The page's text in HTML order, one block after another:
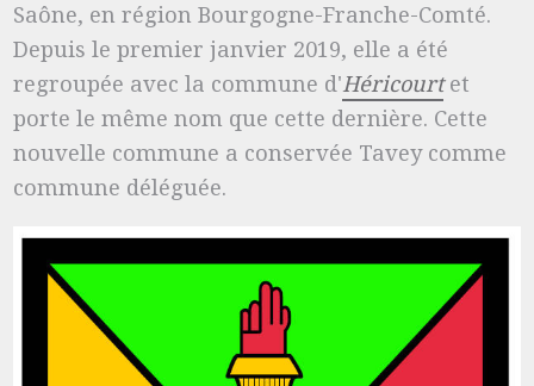
Saône, en région Bourgogne-Franche-Comté.
Depuis le premier janvier 2019, elle a été
regroupée avec la commune d'Héricourtet
porte le même nom que cette dernière. Cette
nouvelle commune a conservée Tavey comme
commune déléguée.